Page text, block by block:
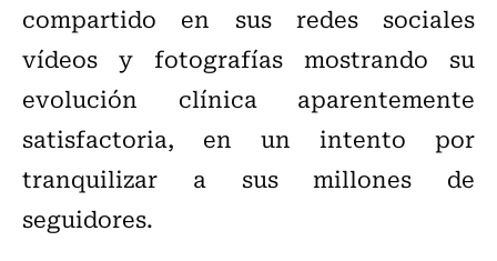
compartido en sus redes sociales
vídeos y fotografías mostrando su
evolución clínica aparentemente
satisfactoria, en un intento por
tranquilizar a sus millones de
seguidores.